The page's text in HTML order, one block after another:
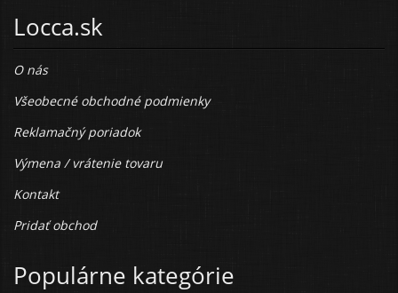
Locca.sk
O nás
Všeobecné obchodné podmienky
Reklamačný poriadok
Výmena / vrátenie tovaru
Kontakt
Pridať obchod
Populárne kategórie